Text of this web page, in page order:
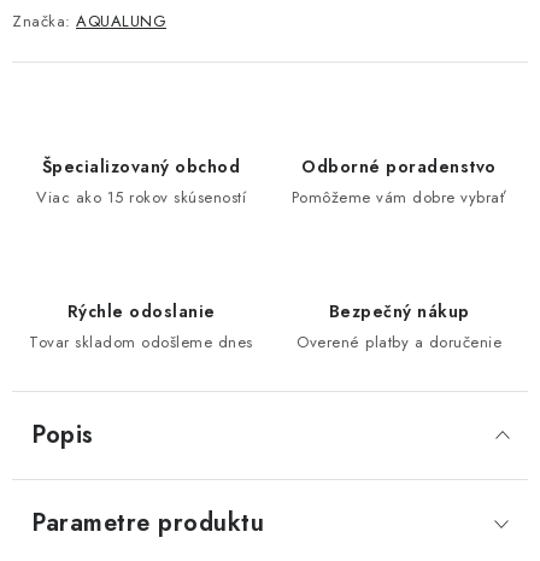
Značka: AQUALUNG
Špecializovaný obchod
Viac ako 15 rokov skúseností
Odborné poradenstvo
Pomôžeme vám dobre vybrať
Rýchle odoslanie
Tovar skladom odošleme dnes
Bezpečný nákup
Overené platby a doručenie
Popis
Parametre produktu